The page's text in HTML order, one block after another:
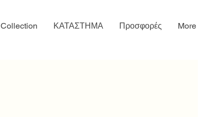
Collection ΚΑΤΑΣΤΗΜΑ Προσφορές More